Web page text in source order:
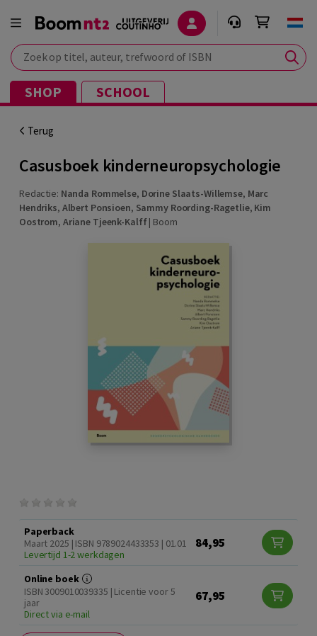
Zoek op titel, auteur, trefwoord of ISBN
SHOP SCHOOL
Terug
Casusboek kinderneuropsychologie
Redactie: Nanda Rommelse, Dorine Slaats-Willemse, Marc
Hendriks, Albert Ponsioen, Sammy Roording-Ragetlie, Kim
Oostrom, Ariane Tjeenk-Kalff| Boom
Paperback
Maart 2025 | ISBN 9789024433353 | 01.01
Levertijd 1-2 werkdagen
84,95
Online boek
ISBN 3009010039335 | Licentie voor 5
jaar
Direct via e-mail
67,95